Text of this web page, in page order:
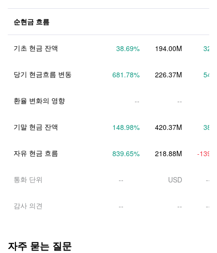
순현금 흐름
기초 현금 잔액 38.69% 194.00M
당기 현금흐름 변동 681.78% 226.37M
환율 변화의 영향 -- --
기말 현금 잔액 148.98% 420.37M
자유 현금 흐름 839.65% 218.88M -
통화 단위 -- USD --
감사 의견 -- -- --
자주 묻는 질문